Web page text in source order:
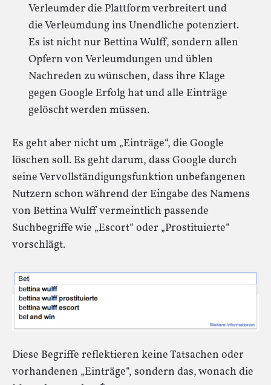
Verleumder die Plattform verbreitert und
die Verleumdung ins Unendliche potenziert.
Es ist nicht nur Bettina Wulff, sondern allen
Opfern von Verleumdungen und üblen
Nachreden zu wünschen, dass ihre Klage
gegen Google Erfolg hat und alle Einträge
gelöscht werden müssen.
Es geht aber nicht um „Einträge“, die Google
löschen soll. Es geht darum, dass Google durch
seine Vervollständigungsfunktion unbefangenen
Nutzern schon während der Eingabe des Namens
von Bettina Wulff vermeintlich passende
Suchbegriffe wie „Escort“ oder „Prostituierte“
vorschlägt.
Diese Begriffe reflektieren keine Tatsachen oder
vorhandenen „Einträge“, sondern das, wonach die